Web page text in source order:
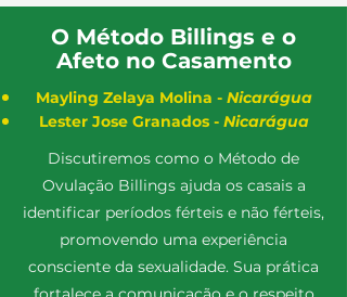
O Método Billings e o
Afeto no Casamento
Mayling Zelaya Molina - Nicarágua
Lester Jose Granados - Nicarágua
Discutiremos como o Método de
Ovulação Billings ajuda os casais a
identificar períodos férteis e não férteis,
promovendo uma experiência
consciente da sexualidade. Sua prática